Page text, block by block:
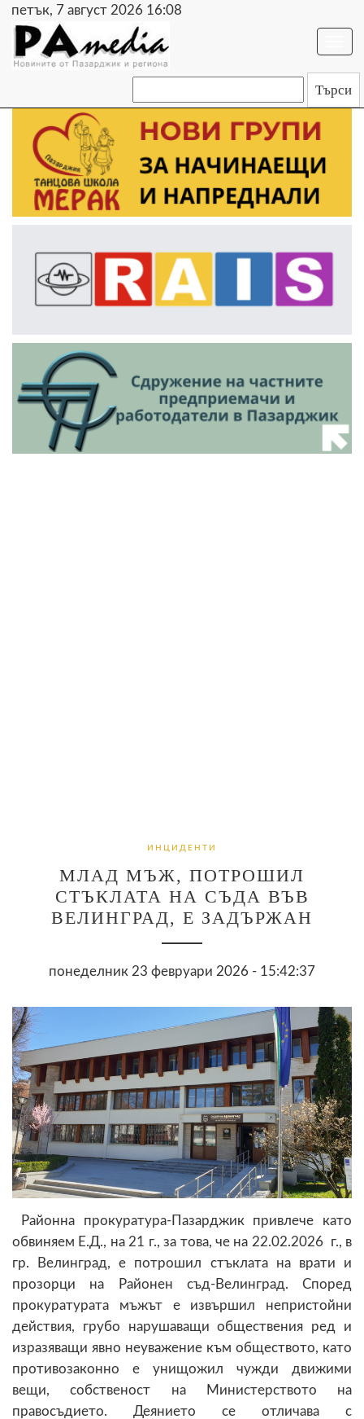
петък, 7 август 2026 16:08
ИНЦИДЕНТИ
МЛАД МЪЖ, ПОТРОШИЛ
СТЪКЛАТА НА СЪДА ВЪВ
ВЕЛИНГРАД, Е ЗАДЪРЖАН
понеделник 23 февруари 2026 - 15:42:37
Районна прокуратура-Пазарджик привлече като
обвиняем Е.Д., на 21 г., за това, че на 22.02.2026 г., в
гр. Велинград, е потрошил стъклата на врати и
прозорци на Районен съд-Велинград. Според
прокуратурата мъжът е извършил непристойни
действия, грубо нарушаващи обществения ред и
изразяващи явно неуважение към обществото, като
противозаконно е унищожил чужди движими
вещи, собственост на Министерството на
правосъдието. Деянието се отличава с